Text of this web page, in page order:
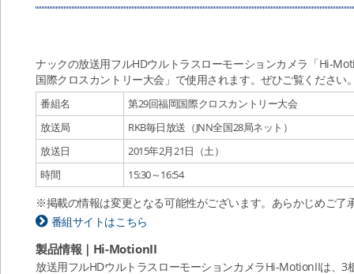
ナックの放送用フルHDウルトラスローモーションカメラ「Hi-
国際クロスカントリー大会」で使用されます。ぜひご覧ください
番組名
第29回福岡国際クロスカントリー大会
放送局
RKB毎日放送（JNN全国28局ネット）
放送日
2015年2月21日（土）
時間
15:30～16:54
※掲載の情報は変更となる可能性がございます。あらかじめご了
番組サイトはこちら
製品情報｜Hi-MotionII
放送用フルHDウルトラスローモーションカメラHi-MotionIIは、